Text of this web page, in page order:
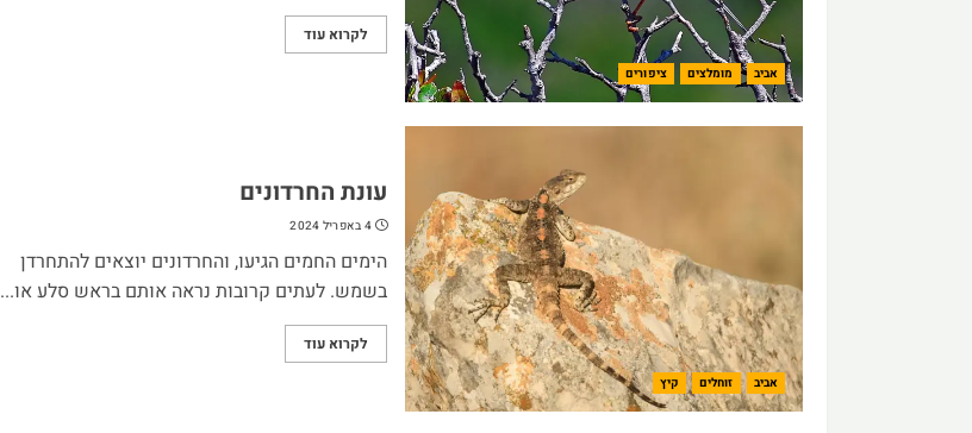
אביב מומלצים ציפורים
לקרוא עוד
אביב זוחלים קיץ
עונת החרדונים
4 באפריל 2024
הימים החמים הגיעו, והחרדונים יוצאים להתחרדן
בשמש. לעתים קרובות נראה אותם בראש סלע או...
לקרוא עוד